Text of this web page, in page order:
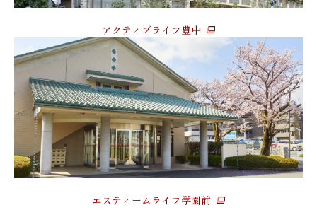
アクティブライフ豊中
エスティームライフ学園前